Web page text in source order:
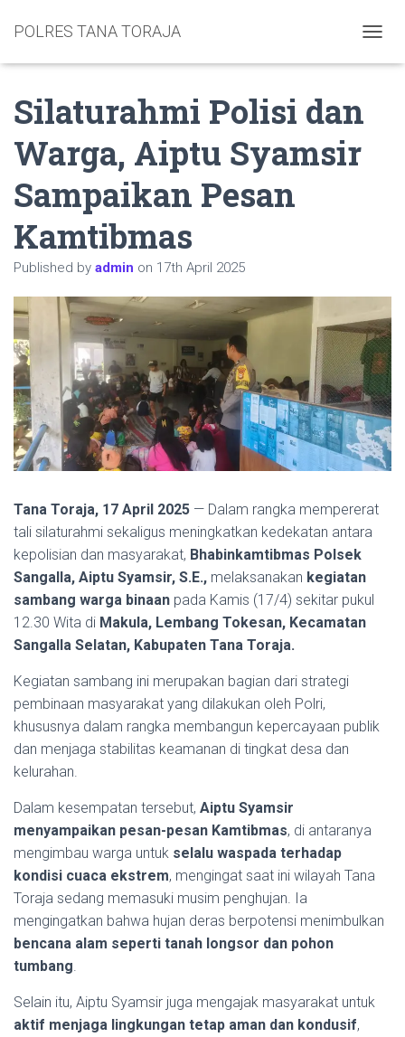
POLRES TANA TORAJA
Silaturahmi Polisi dan
Warga, Aiptu Syamsir
Sampaikan Pesan
Kamtibmas
Published by admin on 17th April 2025
Tana Toraja, 17 April 2025 — Dalam rangka mempererat
tali silaturahmi sekaligus meningkatkan kedekatan antara
kepolisian dan masyarakat, Bhabinkamtibmas Polsek
Sangalla, Aiptu Syamsir, S.E., melaksanakan kegiatan
sambang warga binaan pada Kamis (17/4) sekitar pukul
12.30 Wita di Makula, Lembang Tokesan, Kecamatan
Sangalla Selatan, Kabupaten Tana Toraja.
Kegiatan sambang ini merupakan bagian dari strategi
pembinaan masyarakat yang dilakukan oleh Polri,
khususnya dalam rangka membangun kepercayaan publik
dan menjaga stabilitas keamanan di tingkat desa dan
kelurahan.
Dalam kesempatan tersebut, Aiptu Syamsir
menyampaikan pesan-pesan Kamtibmas, di antaranya
mengimbau warga untuk selalu waspada terhadap
kondisi cuaca ekstrem, mengingat saat ini wilayah Tana
Toraja sedang memasuki musim penghujan. Ia
mengingatkan bahwa hujan deras berpotensi menimbulkan
bencana alam seperti tanah longsor dan pohon
tumbang
Selain itu, Aiptu Syamsir juga mengajak masyarakat untuk
aktif menjaga lingkungan tetap aman dan kondusif,